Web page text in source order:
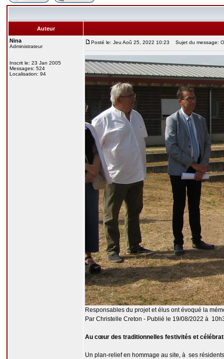
Auteur
Nina
Administrateur
Inscrit le: 23 Jan 2005
Messages: 524
Localisation: 94
Posté le: Jeu Aoû 25, 2022 10:23 Sujet du message:
Responsables du projet et élus ont évoqué la
Par Christelle Creton - Publié le 19/08/2022 à
Au cœur des traditionnelles festivités et
Un plan-relief en hommage au site, à ses